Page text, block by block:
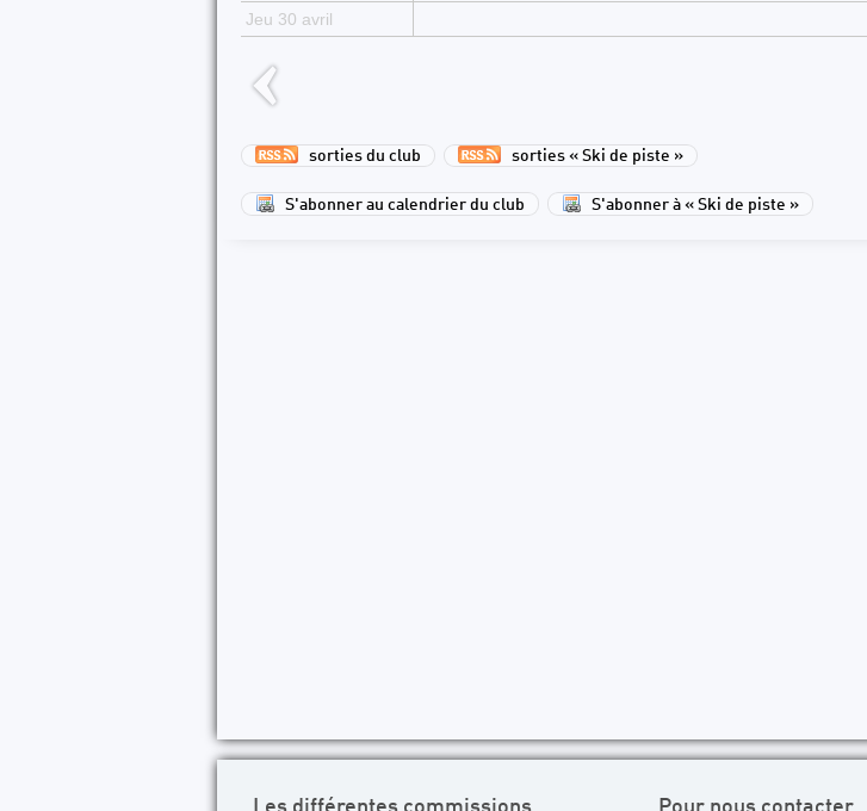
Jeu 30 avril
sorties du club sorties « Ski de piste »
S'abonner au calendrier du club S'abonner à « Ski de piste »